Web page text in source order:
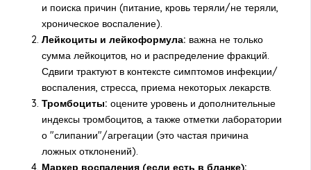
и поиска причин (питание, кровь теряли/не теряли,
хроническое воспаление).
Лейкоциты и лейкоформула: важна не только
сумма лейкоцитов, но и распределение фракций.
Сдвиги трактуют в контексте симптомов инфекции/
воспаления, стресса, приема некоторых лекарств.
Тромбоциты: оцените уровень и дополнительные
индексы тромбоцитов, а также отметки лаборатории
о "слипании"/агрегации (это частая причина
ложных отклонений).